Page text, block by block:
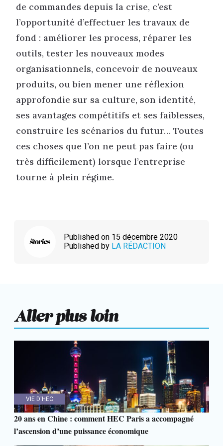
de commandes depuis la crise, c’est
l’opportunité d’effectuer les travaux de
fond : améliorer les process, réparer les
outils, tester les nouveaux modes
organisationnels, concevoir de nouveaux
produits, ou bien mener une réflexion
approfondie sur sa culture, son identité,
ses avantages compétitifs et ses faiblesses,
construire les scénarios du futur… Toutes
ces choses que l’on ne peut pas faire (ou
très difficilement) lorsque l’entreprise
tourne à plein régime.
Published on 15 décembre 2020
Published by LA RÉDACTION
Aller plus loin
VIE D'HEC
20 ans en Chine : comment HEC Paris a accompagné
l’ascension d’une puissance économique